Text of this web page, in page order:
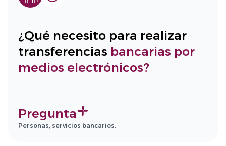
¿Qué necesito para realizar
transferencias bancarias por
medios electrónicos?
Pregunta
Personas, servicios bancarios.